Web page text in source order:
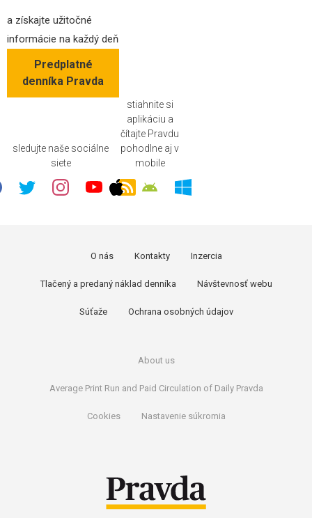
a získajte užitočné
informácie na každý deň
Predplatné
denníka Pravda
sledujte naše sociálne
siete
stiahnite si
aplikáciu a
čítajte Pravdu
pohodlne aj v
mobile
O nás Kontakty Inzercia
Tlačený a predaný náklad denníka Návštevnosť webu
Súťaže Ochrana osobných údajov
About us
Average Print Run and Paid Circulation of Daily Pravda
Cookies Nastavenie súkromia